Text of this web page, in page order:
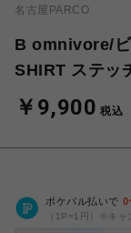
名古屋PARCO
B omnivore/
SHIRT ステッ
￥9,900 税込
ポケパル払いで 0
（1P=1円）※キャ